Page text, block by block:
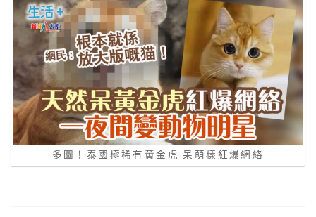
多圖！泰國極稀有黃金虎 呆萌樣紅爆網絡